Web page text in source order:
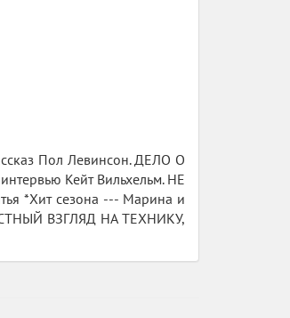
Пол Левинсон. ДЕЛО О
Кейт Вильхельм. НЕ
*Хит сезона --- Марина и
ВЗГЛЯД НА ТЕХНИКУ,